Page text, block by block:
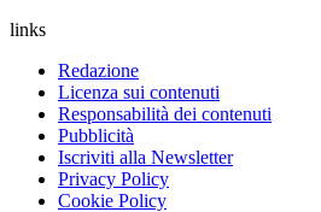
links
Redazione
Licenza sui contenuti
Responsabilità dei contenuti
Pubblicità
Iscriviti alla Newsletter
Privacy Policy
Cookie Policy